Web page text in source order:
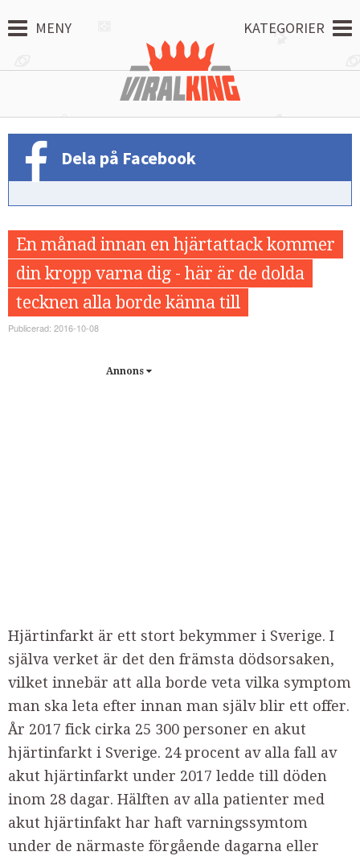
MENY KATEGORIER
Dela på Facebook
En månad innan en hjärtattack kommer
din kropp varna dig - här är de dolda
tecknen alla borde känna till
Publicerad: 2016-10-08
Annons
Hjärtinfarkt är ett stort bekymmer i Sverige. I
själva verket är det den främsta dödsorsaken,
vilket innebär att alla borde veta vilka symptom
man ska leta efter innan man själv blir ett offer.
År 2017 fick cirka 25 300 personer en akut
hjärtinfarkt i Sverige. 24 procent av alla fall av
akut hjärtinfarkt under 2017 ledde till döden
inom 28 dagar. Hälften av alla patienter med
akut hjärtinfakt har haft varningssymtom
under de närmaste förgående dagarna eller